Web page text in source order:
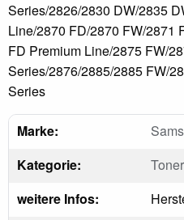
Series/2826/2830 DW/2835
Line/2870 FD/2870 FW/2871
FD Premium Line/2875 FW/
Series/2876/2885/2885 FW/
Series
Marke:
Kategorie:
Toner
weitere Infos: